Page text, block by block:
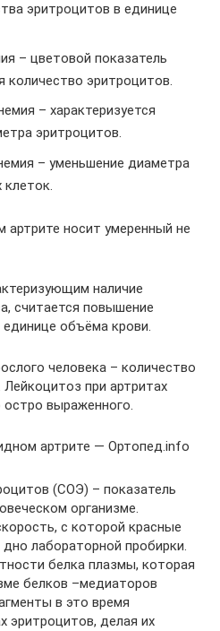
эритроцитов в единице
– цветовой показатель
количество эритроцитов.
– характеризуется
эритроцитов.
– уменьшение диаметра
носит умеренный не
наличие
считается повышение
объёма крови.
человека – количество
при артритах
выраженного.
артрите — Ортопед.info
(СОЭ) – показатель
организме.
с которой красные
лабораторной пробирки.
белка плазмы, которая
белков –медиаторов
в это время
эритроцитов, делая их